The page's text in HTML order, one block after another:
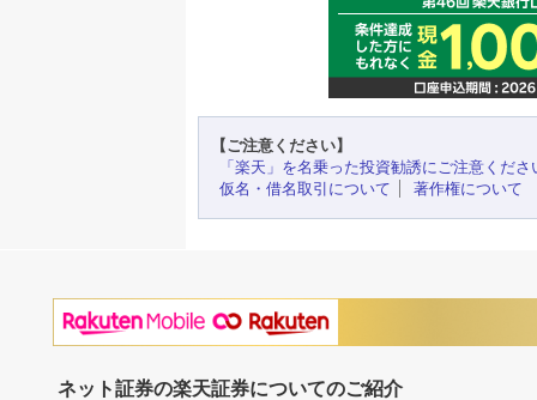
【ご注意ください】
「楽天」を名乗った投資勧誘にご注意くださ
仮名・借名取引について
著作権について
ネット証券の楽天証券についてのご紹介